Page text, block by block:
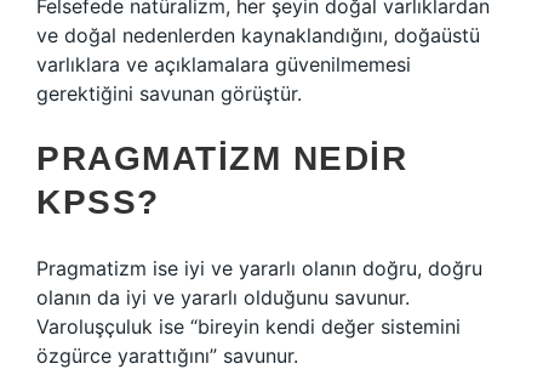
Felsefede natüralizm, her şeyin doğal varlıklardan
ve doğal nedenlerden kaynaklandığını, doğaüstü
varlıklara ve açıklamalara güvenilmemesi
gerektiğini savunan görüştür.
PRAGMATIZM NEDIR
KPSS?
Pragmatizm ise iyi ve yararlı olanın doğru, doğru
olanın da iyi ve yararlı olduğunu savunur.
Varoluşçuluk ise “bireyin kendi değer sistemini
özgürce yarattığını” savunur.